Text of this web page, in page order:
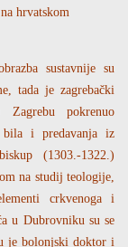
hrvatskom
sustavnije su
tada je zagrebački
pokrenuo
bila i predavanja iz
(1303.-1322.)
na studij teologije,
crkvenoga i
u Dubrovniku su se
je bolonjski doktor i